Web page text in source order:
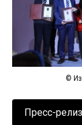
©
Пресс-